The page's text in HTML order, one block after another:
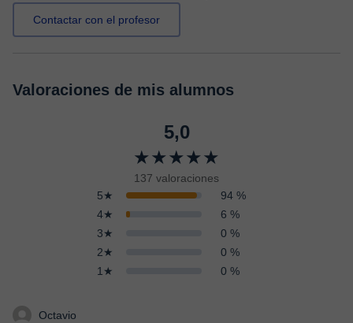
Contactar con el profesor
Valoraciones de mis alumnos
5,0
★★★★★
137 valoraciones
5★
94 %
4★
6 %
3★
0 %
2★
0 %
1★
0 %
Octavio